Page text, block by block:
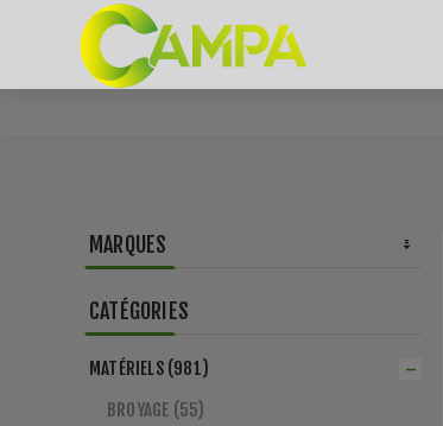
MARQUES
CATÉGORIES
MATÉRIELS (981)
BROYAGE (55)